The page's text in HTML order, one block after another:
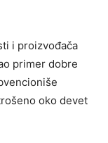
i proizvođača
primer dobre
oko devet